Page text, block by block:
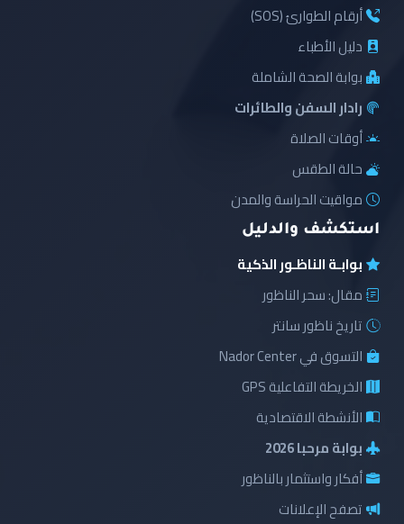
أرقام الطوارئ (SOS)
دليل الأطباء
بوابة الصحة الشاملة
رادار السفن والطائرات
أوقات الصلاة
حالة الطقس
مواقيت الحراسة والمدن
استكشف والدليل
بوابـة الناظـور الذكية
مقال: سحر الناظور
تاريخ ناظور سانتر
التسوق في Nador Center
الخريطة التفاعلية GPS
الأنشطة الاقتصادية
بوابة مرحبا 2026
أفكار واستثمار بالناظور
تصفح الإعلانات